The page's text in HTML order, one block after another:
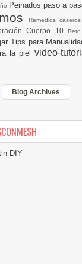
Peinados paso a
Remedios caseros
Cuerpo 10
Tips para
la piel video-
Blog Archives
DIY